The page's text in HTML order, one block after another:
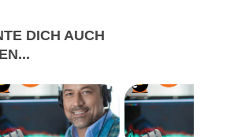
DICH AUCH